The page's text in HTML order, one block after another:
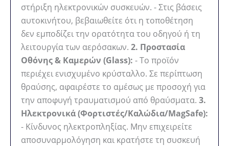
στήριξη ηλεκτρονικών συσκευών. - Στις βάσεις
αυτοκινήτου, βεβαιωθείτε ότι η τοποθέτηση
δεν εμποδίζει την ορατότητα του οδηγού ή τη
λειτουργία των αερόσακων. 2. Προστασία
Οθόνης & Καμερών (Glass): - Το προϊόν
περιέχει ενισχυμένο κρύσταλλο. Σε περίπτωση
θραύσης, αφαιρέστε το αμέσως με προσοχή για
την αποφυγή τραυματισμού από θραύσματα. 3.
Ηλεκτρονικά (Φορτιστές/Καλώδια/MagSafe):
- Κίνδυνος ηλεκτροπληξίας. Μην επιχειρείτε
αποσυναρμολόγηση και κρατήστε τη συσκευή